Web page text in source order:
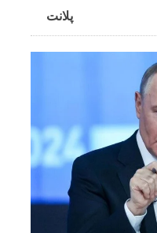
پلانت